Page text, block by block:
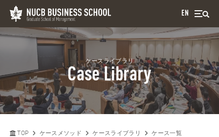
EN
ケースライブラリ
Case Library
TOP ケースメソッド ケースライブラリ ケース一覧